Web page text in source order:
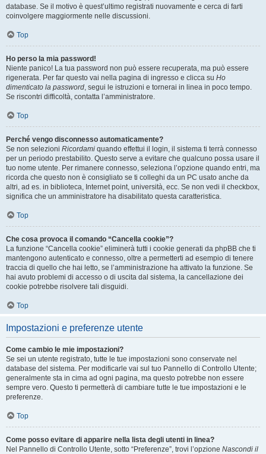
database. Se il motivo è quest’ultimo registrati nuovamente e cerca di farti
coinvolgere maggiormente nelle discussioni.
Top
Ho perso la mia password!
Niente panico! La tua password non può essere recuperata, ma può essere
rigenerata. Per far questo vai nella pagina di ingresso e clicca su Ho
dimenticato la password, segui le istruzioni e tornerai in linea in poco tempo.
Se riscontri difficoltà, contatta l’amministratore.
Top
Perché vengo disconnesso automaticamente?
Se non selezioni Ricordami quando effettui il login, il sistema ti terrà connesso
per un periodo prestabilito. Questo serve a evitare che qualcuno possa usare il
tuo nome utente. Per rimanere connesso, seleziona l’opzione quando entri, ma
ricorda che questo non è consigliato se ti colleghi da un PC usato anche da
altri, ad es. in biblioteca, Internet point, università, ecc. Se non vedi il checkbox,
significa che un amministratore ha disabilitato questa caratteristica.
Top
Che cosa provoca il comando “Cancella cookie”?
La funzione “Cancella cookie” eliminerà tutti i cookie generati da phpBB che ti
mantengono autenticato e connesso, oltre a permetterti ad esempio di tenere
traccia di quello che hai letto, se l’amministrazione ha attivato la funzione. Se
hai avuto problemi di accesso o di uscita dal sistema, la cancellazione dei
cookie potrebbe risolvere tali disguidi.
Top
Impostazioni e preferenze utente
Come cambio le mie impostazioni?
Se sei un utente registrato, tutte le tue impostazioni sono conservate nel
database del sistema. Per modificarle vai sul tuo Pannello di Controllo Utente;
generalmente sta in cima ad ogni pagina, ma questo potrebbe non essere
sempre vero. Questo ti permetterà di cambiare tutte le tue impostazioni e le
preferenze.
Top
Come posso evitare di apparire nella lista degli utenti in linea?
Nel Pannello di Controllo Utente, sotto “Preferenze”, trovi l’opzione Nascondi il